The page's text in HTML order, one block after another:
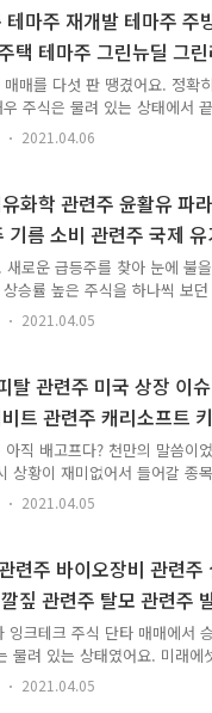
관은 없었어요. 왜냐하면 저는
건 빈정거리는 것이 아니라 진짜
것 때문에 미래에셋증권과 아
증권 주식보다 훨씬 좋은 증권
마주 재개발 테마주 주
택 테마주 그린뉴딜 그
매매 성공
매를 다섯 판 땡겼어요. 정확
주식은 물려 있는 상태에서
크테크 주식, 오리엔트바이오
서 모두 승리를 쟁취했어요. 이
률이었어요. 한국투자증권 증
은 졸지에 미래에셋대우 주식
1만원 남짓만 돌릴 수 있었어
돌려서 번 돈이었어요. 극동유
2021.04.06
화학 관련주 윤활유 파
름 소비 관련주 국제
29일 단타 매매 성공
로운 급등주를 찾아 눈에 불
승률 높은 주식을 하나씩 보던
식 주가가 크게 상승했어요. 요
를 보였어요. 그러다 드디어
리였는데..." 정확히 작년 이맘
유가를 기록했어요. 사람들 모
고 하고 있었어요. 이론적으로
그렇지만 그 일어나기 어려운
2021.04.05
탈 관련주 미국 상장 이
트 관련주 캐리소프트
3월 29일 단타 매매 성공
직 배고프다? 천만의 말씀이
상황이 재미없어서 들어갈 종
. 이러면 최소한 돈을 잃지는 않
없어요. 주식 매매 안 했다고
시간에 다른 걸 해서 특별히
에요. 나는 아직 물려 있다. 상
투자해서 물려보면 상대적 박
그런 것 때문에 괴로우면 급등
2021.04.05
련주 바이오장비 관련주
짚 관련주 탈모 관련주
일 단타 매매 성공
크테크 주식 단타 매매에서
물려 있는 상태였어요. 미래에
요. 신경 안 쓰일 수가 없었어
를 땡기고 있는데 이 중 거의 절
2021.04.05